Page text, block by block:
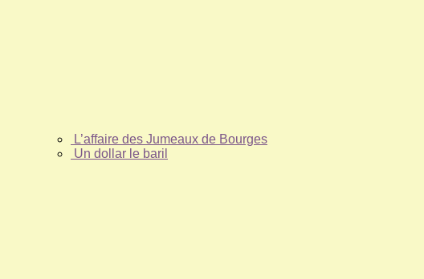
L’affaire des Jumeaux de Bourges
Un dollar le baril